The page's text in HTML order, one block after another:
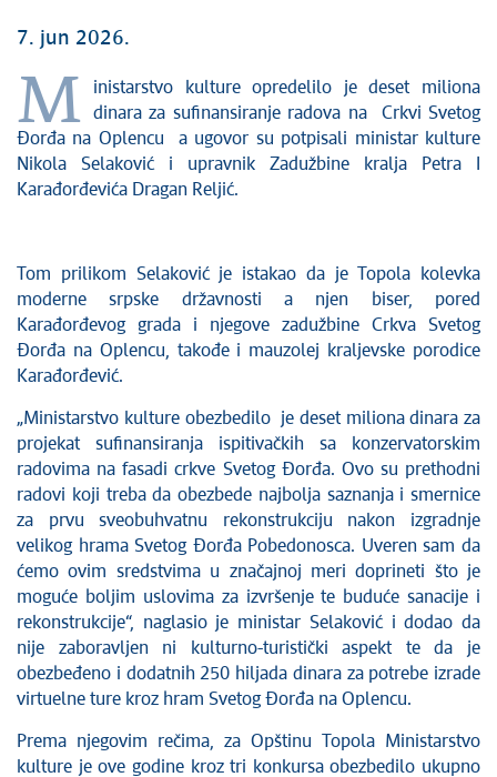
7. jun 2026.
M
inistarstvo kulture opredelilo je deset miliona
dinara za sufinansiranje radova na Crkvi Svetog
Đorđa na Oplencu a ugovor su potpisali ministar kulture
Nikola Selaković i upravnik Zadužbine kralja Petra I
Karađorđevića Dragan Reljić.
Tom prilikom Selaković je istakao da je Topola kolevka
moderne srpske državnosti a njen biser, pored
Karađorđevog grada i njegove zadužbine Crkva Svetog
Đorđa na Oplencu, takođe i mauzolej kraljevske porodice
Karađorđević.
„Ministarstvo kulture obezbedilo je deset miliona dinara za
projekat sufinansiranja ispitivačkih sa konzervatorskim
radovima na fasadi crkve Svetog Đorđa. Ovo su prethodni
radovi koji treba da obezbede najbolja saznanja i smernice
za prvu sveobuhvatnu rekonstrukciju nakon izgradnje
velikog hrama Svetog Đorđa Pobedonosca. Uveren sam da
ćemo ovim sredstvima u značajnoj meri doprineti što je
moguće boljim uslovima za izvršenje te buduće sanacije i
rekonstrukcije“, naglasio je ministar Selaković i dodao da
nije zaboravljen ni kulturno-turistički aspekt te da je
obezbeđeno i dodatnih 250 hiljada dinara za potrebe izrade
virtuelne ture kroz hram Svetog Đorđa na Oplencu.
Prema njegovim rečima, za Opštinu Topola Ministarstvo
kulture je ove godine kroz tri konkursa obezbedilo ukupno